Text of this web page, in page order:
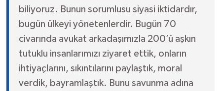
biliyoruz. Bunun sorumlusu siyasi iktidardır,
bugün ülkeyi yönetenlerdir. Bugün 70
civarında avukat arkadaşımızla 200’ü aşkın
tutuklu insanlarımızı ziyaret ettik, onların
ihtiyaçlarını, sıkıntılarını paylaştık, moral
verdik, bayramlaştık. Bunu savunma adına